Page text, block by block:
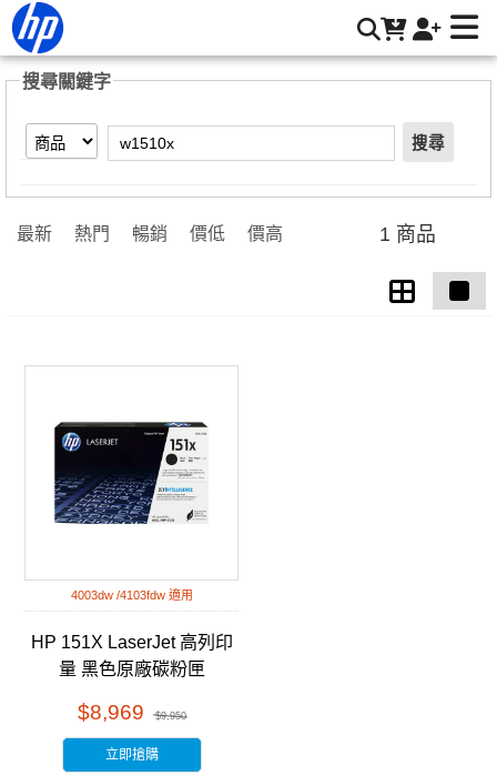
【w1510x】搜尋結果 | HP® 惠普台灣原廠購物網
搜尋關鍵字
搜尋
最新 熱門 暢銷 價低 價高 1 商品
4003dw /4103fdw 適用
HP 151X LaserJet 高列印
量 黑色原廠碳粉匣
$8,969 $9,950
立即搶購